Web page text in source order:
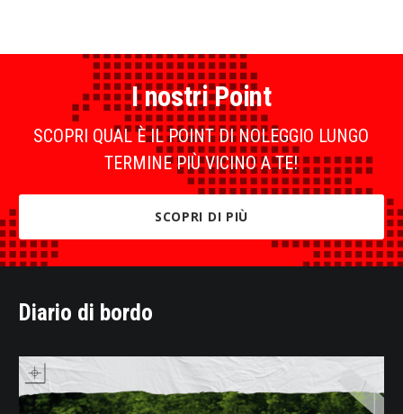
I nostri Point
SCOPRI QUAL È IL POINT DI NOLEGGIO LUNGO
TERMINE PIÙ VICINO A TE!
SCOPRI DI PIÙ
Diario di bordo